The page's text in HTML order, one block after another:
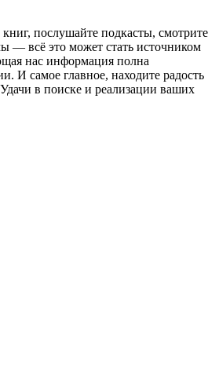
послушайте подкасты, смотрите
— всё это может стать источником
нас информация полна
И самое главное, находите радость
в поиске и реализации ваших